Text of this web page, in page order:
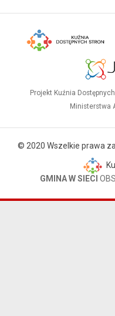
Projekt Kuźnia
Ministerstwa
© 2020 Wszelkie prawa
GMINA W SIECI